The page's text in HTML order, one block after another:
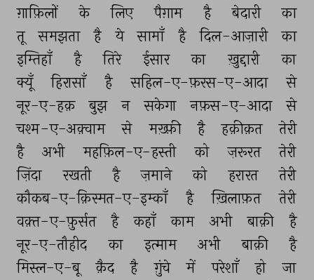
ग़ाफ़िलों
के लिए पैग़ाम है बेदारी
का
तू
समझता है ये सामाँ है दिल-आज़ारी
का
इम्तिहाँ
है तिरे ईसार का ख़ुद्दारी
का
क्यूँ
हिरासाँ है सहिल-ए-फ़रस-ए-आदा
से
नूर-ए-हक़
बुझ न सकेगा नफ़स-ए-आदा
से
चश्म-ए-अक़्वाम
से मख़्फ़ी है हक़ीक़त
तेरी
है
अभी महफ़िल-ए-हस्ती को ज़रूरत
तेरी
ज़िंदा
रखती है ज़माने को हरारत
तेरी
कौकब-ए-क़िस्मत-ए-इम्काँ
है ख़िलाफ़त
तेरी
वक़्त-ए-फ़ुर्सत
है कहाँ काम अभी बाक़ी
है
नूर-ए-तौहीद
का इत्माम अभी बाक़ी
है
मिस्ल-ए-बू
क़ैद है ग़ुंचे में परेशाँ हो
जा